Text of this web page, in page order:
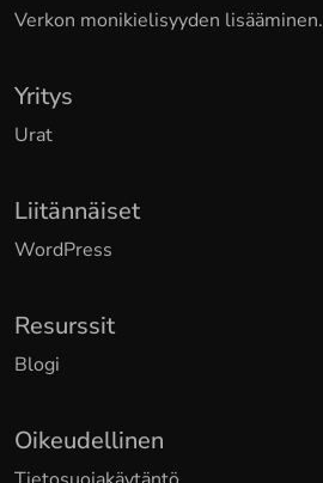
Verkon monikielisyyden lisääminen.
Yritys
Urat
Liitännäiset
WordPress
Resurssit
Blogi
Oikeudellinen